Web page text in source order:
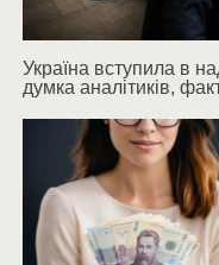
Україна вступила в
думка аналітиків,